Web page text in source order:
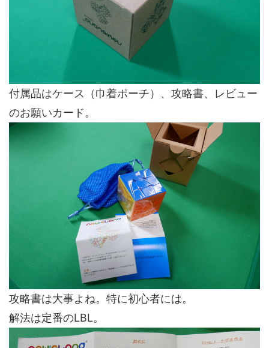
付属品はケース（巾着ポーチ）、攻略書、レビュー
のお願いカード。
攻略書は大事よね。特に初心者には。
解法は定番のLBL。